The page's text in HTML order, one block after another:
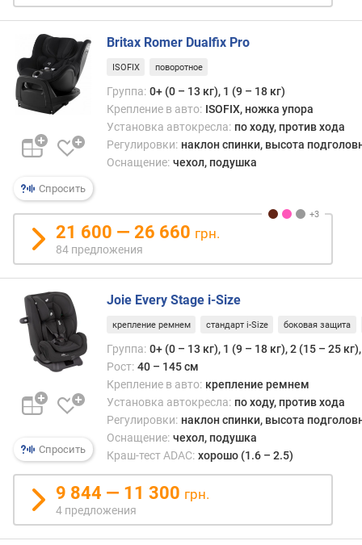
—
лет.
Спросить
Britax Romer Dualfix Pro
ISOFIX поворотное
Группа: 0+ (0 – 13 кг), 1 (9 – 18 кг)
Крепление в авто: ISOFIX, ножка упора
Установка автокресла: по ходу, против хода
Регулировки: наклон спинки, высота
Оснащение: чехол, подушка
21 600 — 26 660 грн.
84 предложения
Спросить
Joie Every Stage i-Size
крепление ремнем стандарт i-Size боковая защита
Группа: 0+ (0 – 13 кг), 1 (9 – 18 кг), 2 (15 – 25
Рост: 40 – 145 см
Крепление в авто: крепление ремнем
Установка автокресла: по ходу, против хода
Регулировки: наклон спинки, высота
Оснащение: чехол, подушка
Краш-тест ADAC: хорошо (1.6 – 2.5)
9 844 — 11 300 грн.
4 предложения